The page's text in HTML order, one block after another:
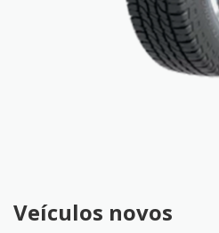
Veículos novos